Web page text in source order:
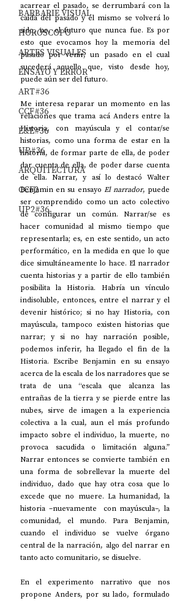
BARBARIE VISUAL
HORÓSCOPO
ARTES VISUALES
ENSAYO Y ERROR
ART#36
CCF#36
E&E#36
UP#36
ARQUITECTURA
CCF2
UP2#36
acarrear el pasado, se derrumbará con la
caída del pasado y él mismo se volverá lo
sido, no, el futuro que nunca fue. Es por
esto que evocamos hoy la memoria del
pasado por venir, un pasado en el cual
sucederá aquello que, visto desde hoy,
puede aún ser del futuro.
Me interesa reparar un momento en las
relaciones que trama acá Anders entre la
Historia, con mayúscula y el contar/se
historias, como una forma de estar en la
historia, de formar parte de ella, de poder
dar cuenta de ella, de poder darse cuenta
de ella. Narrar, y así lo destacó Walter
Benjamin en su ensayo El narrador, puede
ser comprendido como un acto colectivo
de configurar un común. Narrar/se es
hacer comunidad al mismo tiempo que
representarla; es, en este sentido, un acto
performático, en la medida en que lo que
dice simultáneamente lo hace. El narrador
cuenta historias y a partir de ello también
posibilita la Historia. Habría un vínculo
indisoluble, entonces, entre el narrar y el
devenir histórico; si no hay Historia, con
mayúscula, tampoco existen historias que
narrar; y si no hay narración posible,
podemos inferir, ha llegado el fin de la
Historia. Escribe Benjamin en su ensayo
acerca de la escala de los narradores que se
trata de una “escala que alcanza las
entrañas de la tierra y se pierde entre las
nubes, sirve de imagen a la experiencia
colectiva a la cual, aun el más profundo
impacto sobre el individuo, la muerte, no
provoca sacudida o limitación alguna.”
Narrar entonces se convierte también en
una forma de sobrellevar la muerte del
individuo, dado que hay otra cosa que lo
excede que no muere. La humanidad, la
historia –nuevamente  con mayúscula–, la
comunidad, el mundo. Para Benjamin,
cuando el individuo se vuelve órgano
central de la narración, algo del narrar en
tanto acto comunitario, se disuelve.
En el experimento narrativo que nos
propone Anders, por su lado, formulado